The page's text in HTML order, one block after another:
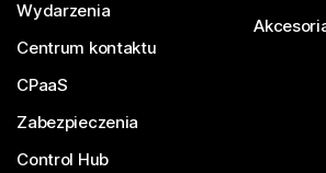
Wydarzenia
Centrum kontaktu
CPaaS
Zabezpieczenia
Control Hub